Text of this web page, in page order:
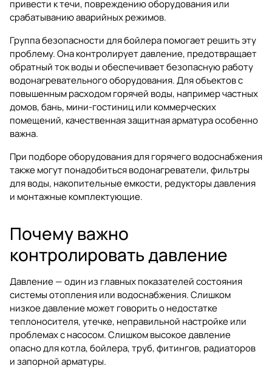
привести к течи, повреждению оборудования или
срабатыванию аварийных режимов.
Группа безопасности для бойлера помогает решить эту
проблему. Она контролирует давление, предотвращает
обратный ток воды и обеспечивает безопасную работу
водонагревательного оборудования. Для объектов с
повышенным расходом горячей воды, например частных
домов, бань, мини-гостиниц или коммерческих
помещений, качественная защитная арматура особенно
важна.
При подборе оборудования для горячего водоснабжения
также могут понадобитьсяводонагреватели,фильтры
для воды, накопительные емкости, редукторы давления
и монтажные комплектующие.
Почему важно
контролировать давление
Давление — один из главных показателей состояния
системы отопления или водоснабжения. Слишком
низкое давление может говорить о недостатке
теплоносителя, утечке, неправильной настройке или
проблемах с насосом. Слишком высокое давление
опасно для котла, бойлера, труб, фитингов, радиаторов
и запорной арматуры.